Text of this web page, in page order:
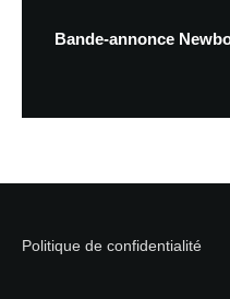
Bande-annonce
Politique de confidentialité